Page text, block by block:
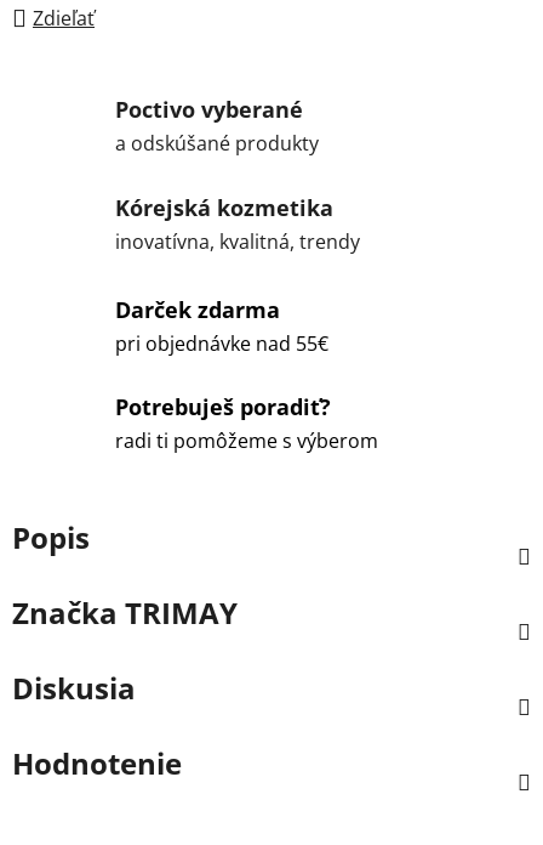
Zdieľať
Poctivo vyberané
a odskúšané produkty
Kórejská kozmetika
inovatívna, kvalitná, trendy
Darček zdarma
pri objednávke nad 55€
Potrebuješ poradiť?
radi ti pomôžeme s výberom
Popis
Značka TRIMAY
Diskusia
Hodnotenie